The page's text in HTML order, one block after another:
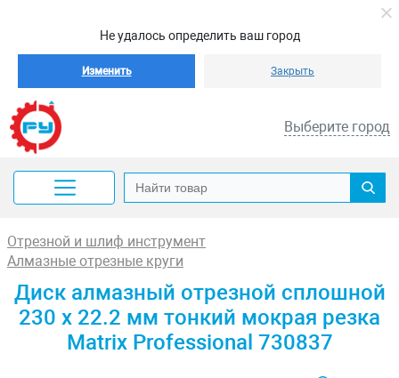
Не удалось определить ваш город
Изменить Закрыть
Выберите город
Отрезной и шлиф инструмент
Алмазные отрезные круги
Диск алмазный отрезной сплошной
230 х 22.2 мм тонкий мокрая резка
Matrix Professional 730837